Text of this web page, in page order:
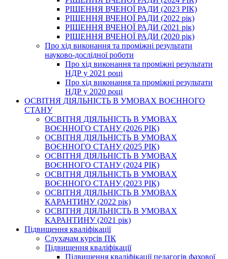
РІШЕННЯ ВЧЕНОЇ РАДИ (2023 РІК)
РІШЕННЯ ВЧЕНОЇ РАДИ (2022 рік)
РІШЕННЯ ВЧЕНОЇ РАДИ (2021 рік)
РІШЕННЯ ВЧЕНОЇ РАДИ (2020 рік)
Про хід виконання та проміжні результати
науково-дослідної роботи
Про хід виконання та проміжні результати
НДР у 2021 році
Про хід виконання та проміжні результати
НДР у 2020 році
ОСВІТНЯ ДІЯЛЬНІСТЬ В УМОВАХ ВОЄННОГО
СТАНУ
ОСВІТНЯ ДІЯЛЬНІСТЬ В УМОВАХ
ВОЄННОГО СТАНУ (2026 РІК)
ОСВІТНЯ ДІЯЛЬНІСТЬ В УМОВАХ
ВОЄННОГО СТАНУ (2025 РІК)
ОСВІТНЯ ДІЯЛЬНІСТЬ В УМОВАХ
ВОЄННОГО СТАНУ (2024 РІК)
ОСВІТНЯ ДІЯЛЬНІСТЬ В УМОВАХ
ВОЄННОГО СТАНУ (2023 РІК)
ОСВІТНЯ ДІЯЛЬНІСТЬ В УМОВАХ
КАРАНТИНУ (2022 рік)
ОСВІТНЯ ДІЯЛЬНІСТЬ В УМОВАХ
КАРАНТИНУ (2021 рік)
Підвищення кваліфікації
Слухачам курсів ПК
Підвищення кваліфікації
Підвищення кваліфікації педагогів фахової